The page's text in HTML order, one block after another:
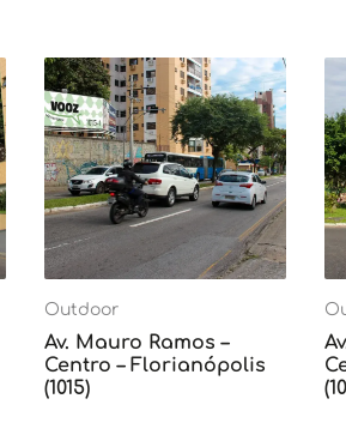
Outdoor
Av. Mauro Ramos –
Centro – Florianópolis
(1015)